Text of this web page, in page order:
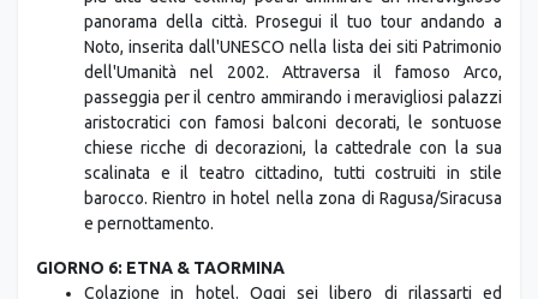
dell'Umanità nel 2002. Attraversa il famoso Arco,
passeggia per il centro ammirando i meravigliosi palazzi
aristocratici con famosi balconi decorati, le sontuose
chiese ricche di decorazioni, la cattedrale con la sua
scalinata e il teatro cittadino, tutti costruiti in stile
barocco. Rientro in hotel nella zona di Ragusa/Siracusa
e pernottamento.
GIORNO 6: ETNA & TAORMINA
Colazione in hotel. Oggi sei libero di rilassarti ed
esplorare i dintorni o fare il bagno in spiaggia oppure
visitare l'Etna e Taormina